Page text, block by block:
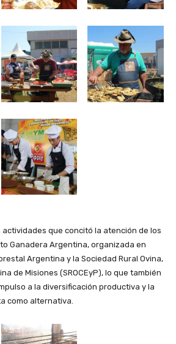
actividades que concitó la atención de los
Ganadera Argentina, organizada en
Argentina y la Sociedad Rural Ovina,
de Misiones (SROCEyP), lo que también
a la diversificación productiva y la
como alternativa.